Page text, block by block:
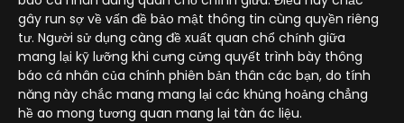
gây run sợ về vấn đề bảo mật thông tin cùng quyền riêng
tư. Người sử dụng càng đề xuất quan chổ chính giữa
mang lại kỹ lưỡng khi cưng cửng quyết trình bày thông
báo cá nhân của chính phiên bản thân các bạn, do tính
năng này chắc mang mang lại các khủng hoảng chẳng
hề ao mong tương quan mang lại tàn ác liệu.